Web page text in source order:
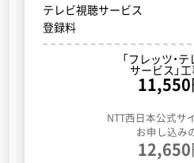
テレビ視聴サービス
登録料
「フレッツ・
サービス」
11,550
NTT西日本公式サ
お申し込み
12,650